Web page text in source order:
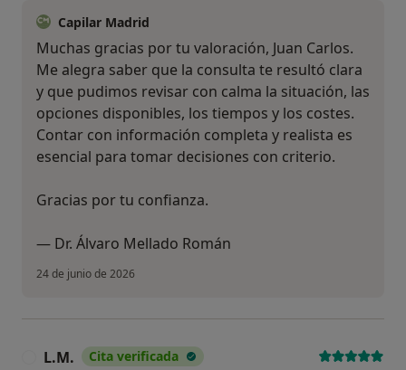
Capilar Madrid
Muchas gracias por tu valoración, Juan Carlos.
Me alegra saber que la consulta te resultó clara
y que pudimos revisar con calma la situación, las
opciones disponibles, los tiempos y los costes.
Contar con información completa y realista es
esencial para tomar decisiones con criterio.
Gracias por tu confianza.
— Dr. Álvaro Mellado Román
24 de junio de 2026
L.M. Cita verificada